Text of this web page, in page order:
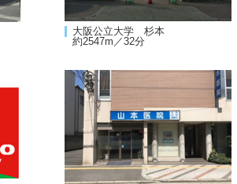
大阪公立大学 杉本
約2547m／32分